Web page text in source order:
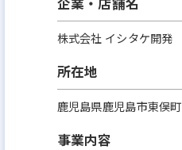
株式会社 イシタケ開発
所在地
鹿児島県鹿児島市東俣町
事業内容